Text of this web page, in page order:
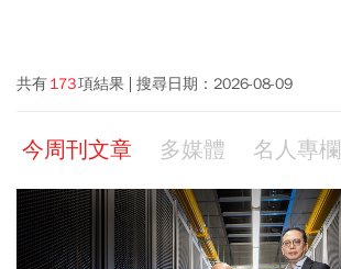
共有173項結果 搜尋日期： 2026-08-09
今周刊文章 多媒體 名人專欄